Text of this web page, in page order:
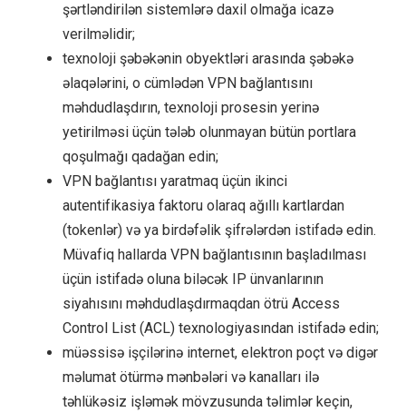
şərtləndirilən sistemlərə daxil olmağa icazə
verilməlidir;
texnoloji şəbəkənin obyektləri arasında şəbəkə
əlaqələrini, o cümlədən VPN bağlantısını
məhdudlaşdırın, texnoloji prosesin yerinə
yetirilməsi üçün tələb olunmayan bütün portlara
qoşulmağı qadağan edin;
VPN bağlantısı yaratmaq üçün ikinci
autentifikasiya faktoru olaraq ağıllı kartlardan
(tokenlər) və ya birdəfəlik şifrələrdən istifadə edin.
Müvafiq hallarda VPN bağlantısının başladılması
üçün istifadə oluna biləcək IP ünvanlarının
siyahısını məhdudlaşdırmaqdan ötrü Access
Control List (ACL) texnologiyasından istifadə edin;
müəssisə işçilərinə internet, elektron poçt və digər
məlumat ötürmə mənbələri və kanalları ilə
təhlükəsiz işləmək mövzusunda təlimlər keçin,